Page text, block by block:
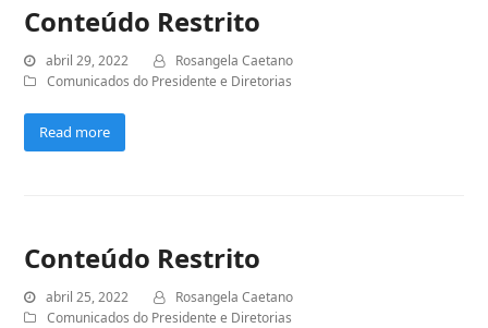
Conteúdo Restrito
abril 29, 2022
Rosangela Caetano
Comunicados do Presidente e Diretorias
Read more
Conteúdo Restrito
abril 25, 2022
Rosangela Caetano
Comunicados do Presidente e Diretorias